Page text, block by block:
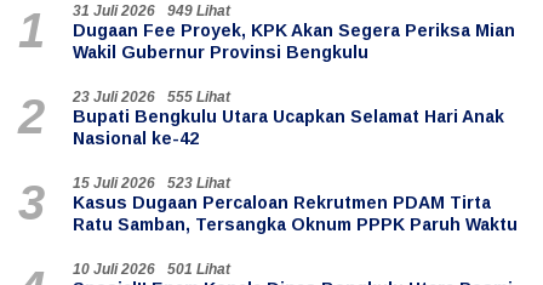
1 31 Juli 2026 949 Lihat
Dugaan Fee Proyek, KPK Akan Segera Periksa Mian
Wakil Gubernur Provinsi Bengkulu
2 23 Juli 2026 555 Lihat
Bupati Bengkulu Utara Ucapkan Selamat Hari Anak
Nasional ke-42
3 15 Juli 2026 523 Lihat
Kasus Dugaan Percaloan Rekrutmen PDAM Tirta
Ratu Samban, Tersangka Oknum PPPK Paruh Waktu
10 Juli 2026 501 Lihat